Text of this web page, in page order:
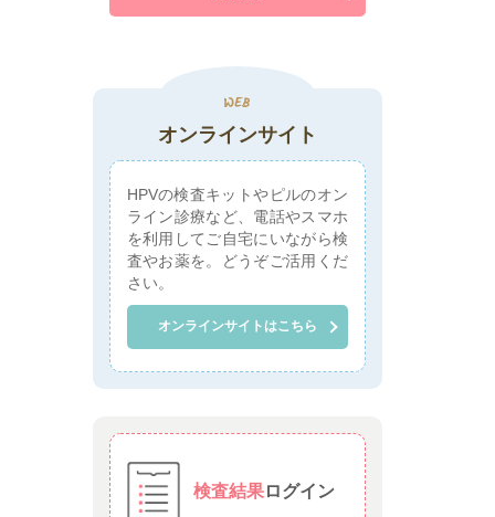
オンラインサイト
HPVの検査キットやピルのオン
ライン診療など、電話やスマホ
を利用してご自宅にいながら検
査やお薬を。どうぞご活用くだ
さい。
オンラインサイトはこちら
検査結果ログイン